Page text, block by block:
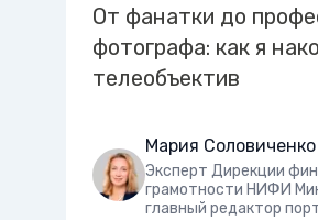
От фанатки до
фотографа: как я
телеобъектив
Мария Соловиченко
Эксперт Дирекции
грамотности НИФИ
главный редактор